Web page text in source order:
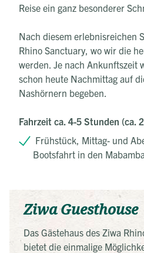
Reise ein ganz besonderer
Nach diesem erlebnisreichen
Rhino Sanctuary, wo wir die
werden. Je nach Ankunftszeit
schon heute Nachmittag auf
Nashörnern begeben.
Fahrzeit ca. 4-5 Stunden (ca.
Frühstück, Mittag- und
Bootsfahrt in den
Ziwa Guesthouse
Das Gästehaus des Ziwa
bietet die einmalige